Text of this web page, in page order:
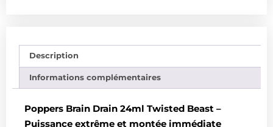
Description
Informations complémentaires
Poppers Brain Drain 24ml Twisted Beast –
Puissance extrême et montée immédiate